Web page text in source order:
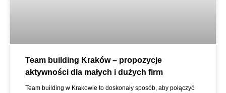
Team building Kraków – propozycje
aktywności dla małych i dużych firm
Team building w Krakowie to doskonały sposób, aby połączyć